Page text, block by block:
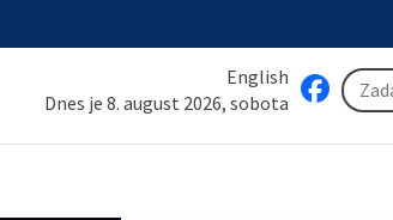
English
Dnes je 8. august 2026, sobota